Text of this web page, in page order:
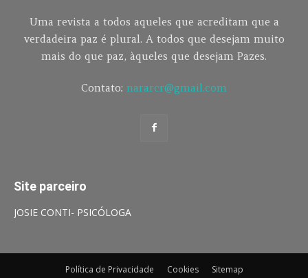
Uma revista a todos aqueles que acreditam que a
verdadeira paz é plural. A todos que desejam muito
mais do que paz, àqueles que desejam Pazes.
Contato: nararcr@gmail.com
Site parceiro
JOSIE CONTI- PSICÓLOGA
Política de Privacidade Cookies Sitemap